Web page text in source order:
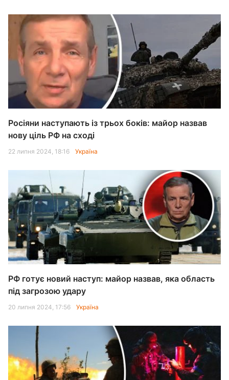
Росіяни наступають із трьох боків: майор назвав
нову ціль РФ на сході
22 липня 2024, 18:16 Україна
РФ готує новий наступ: майор назвав, яка область
під загрозою удару
20 липня 2024, 17:56 Україна